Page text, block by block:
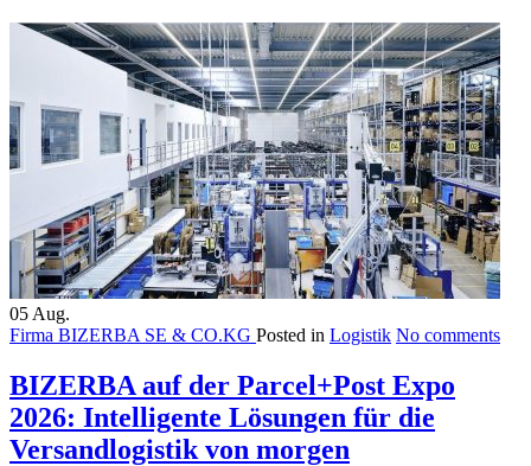
05 Aug.
Firma BIZERBA SE & CO.KG Posted in Logistik No comments
BIZERBA auf der Parcel+Post Expo
2026: Intelligente Lösungen für die
Versandlogistik von morgen